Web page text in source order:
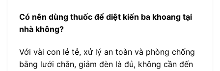
Có nên dùng thuốc để diệt kiến ba khoang tại
nhà không?
Với vài con lẻ tẻ, xử lý an toàn và phòng chống
bằng lưới chắn, giảm đèn là đủ, không cần đến